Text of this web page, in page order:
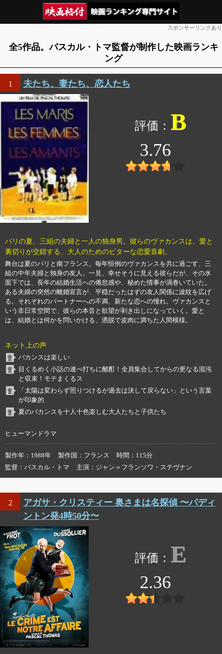
スポンサーリンクあり
全5作品。パスカル・トマ監督が制作した映画ランキ
ング
1 夫たち、妻たち、恋人たち
B
3.76
パリの夏、三組の夫婦と一人の独身男。彼らのヴァカンスは、愛と
裏切りが交錯する、大人のためのビターな恋愛喜劇。
舞台は夏のパリと南フランス。毎年恒例のヴァカンスを共に過ごす、三
組の中年夫婦と独身の友人。一見、幸せそうに見える彼らだが、その水
面下では、長年の結婚生活への倦怠感や、秘めた情事が渦巻いていた。
ある夫婦の突然の離婚宣言が、平穏だったはずの友人関係に波紋を広げ
る。それぞれのパートナーへの不満、新たな恋への憧れ。ヴァカンスと
いう非日常空間で、彼らの本音と欲望が剥き出しになっていく。愛と
は、結婚とは何かを問いかける、洒脱で皮肉に満ちた人間模様。
ネット上の声
バカンスは楽しい
目くるめく小話の連べ打ちに酩酊！全員集合してからの更なる混沌
と収束！モテまくるス
「太陽は変わらず照りつけるが過去は決して戻らない」という言葉
が印象的
夏のバカンスを十人十色楽しむ大人たちと子供たち
ヒューマンドラマ
製作年 1988年 製作国 フランス 時間
115分
監督
パスカル・トマ 主演 ジャン＝フランソワ・ステヴナン
2
アガサ・クリスティー 奥さまは名探偵 〜パディ
ントン発4時50分〜
E
2.36